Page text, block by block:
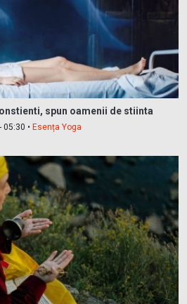
spun oamenii de stiinta
05:30 • Esența Yoga